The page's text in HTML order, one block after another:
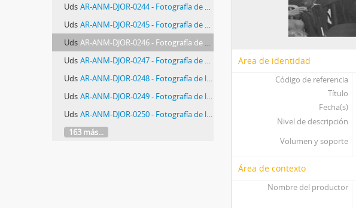
Uds AR-ANM-DJOR-0244 - Fotografía de conferencia de prensa de presos políticos liberados
Uds AR-ANM-DJOR-0245 - Fotografía de conferencia de prensa de presos políticos liberados
Uds AR-ANM-DJOR-0246 - Fotografía de conferencia de prensa de presos políticos liberados
Uds AR-ANM-DJOR-0247 - Fotografía de conferencia de prensa de presos políticos liberados
Uds AR-ANM-DJOR-0248 - Fotografía de los sobrevivientes de la masacre de Trelew
Uds AR-ANM-DJOR-0249 - Fotografía de los sobrevivientes de la masacre de Trelew
Uds AR-ANM-DJOR-0250 - Fotografía de los sobrevivientes de la masacre de Trelew
163 más...
Área de identidad
Código de referencia
Título
Fecha(s)
Nivel de descripción
Volumen y soporte
Área de contexto
Nombre del productor